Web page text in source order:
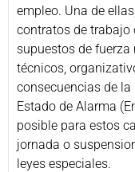
empleo. Una de
contratos de trabajo
supuestos de
técnicos,
consecuencias de la
Estado de Alarma
posible para estos
jornada o
leyes especiales.